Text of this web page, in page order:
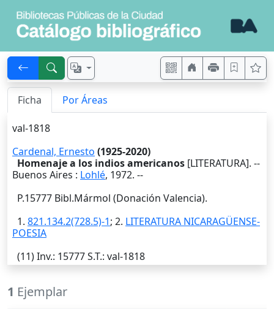
Ficha Por Áreas
val-1818
Cardenal, Ernesto (1925-2020)
Homenaje a los indios americanos [LITERATURA]. --
Buenos Aires : Lohlé, 1972. --
P.15777 Bibl.Mármol (Donación Valencia).
1. 821.134.2(728.5)-1; 2. LITERATURA NICARAGÜENSE-
POESIA
(11)Inv.: 15777S.T.: val-1818
1 Ejemplar